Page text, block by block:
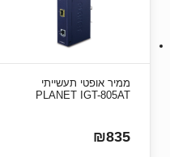
ממיר אופטי תעשייתי
PLANET IGT-805AT
₪835